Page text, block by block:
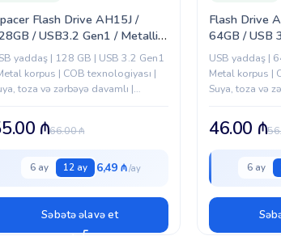
Flash Drive AH15J /
/ USB3.2 Gen1 / Metallic
(AP128GAH15JR-1)
yaddaş | 128 GB | USB 3.2 Gen1
korpus | COB texnologiyası |
toza və zərbəyə davamlı |
66.00₼
₼
6 ay 12 ay 6,49 ₼
Səbətə əlavə et
Flash Drive
64GB / USB
/ Ashy
USB yaddaş |
Metal korpus |
Suya, toza və
46.00 ₼
6 ay